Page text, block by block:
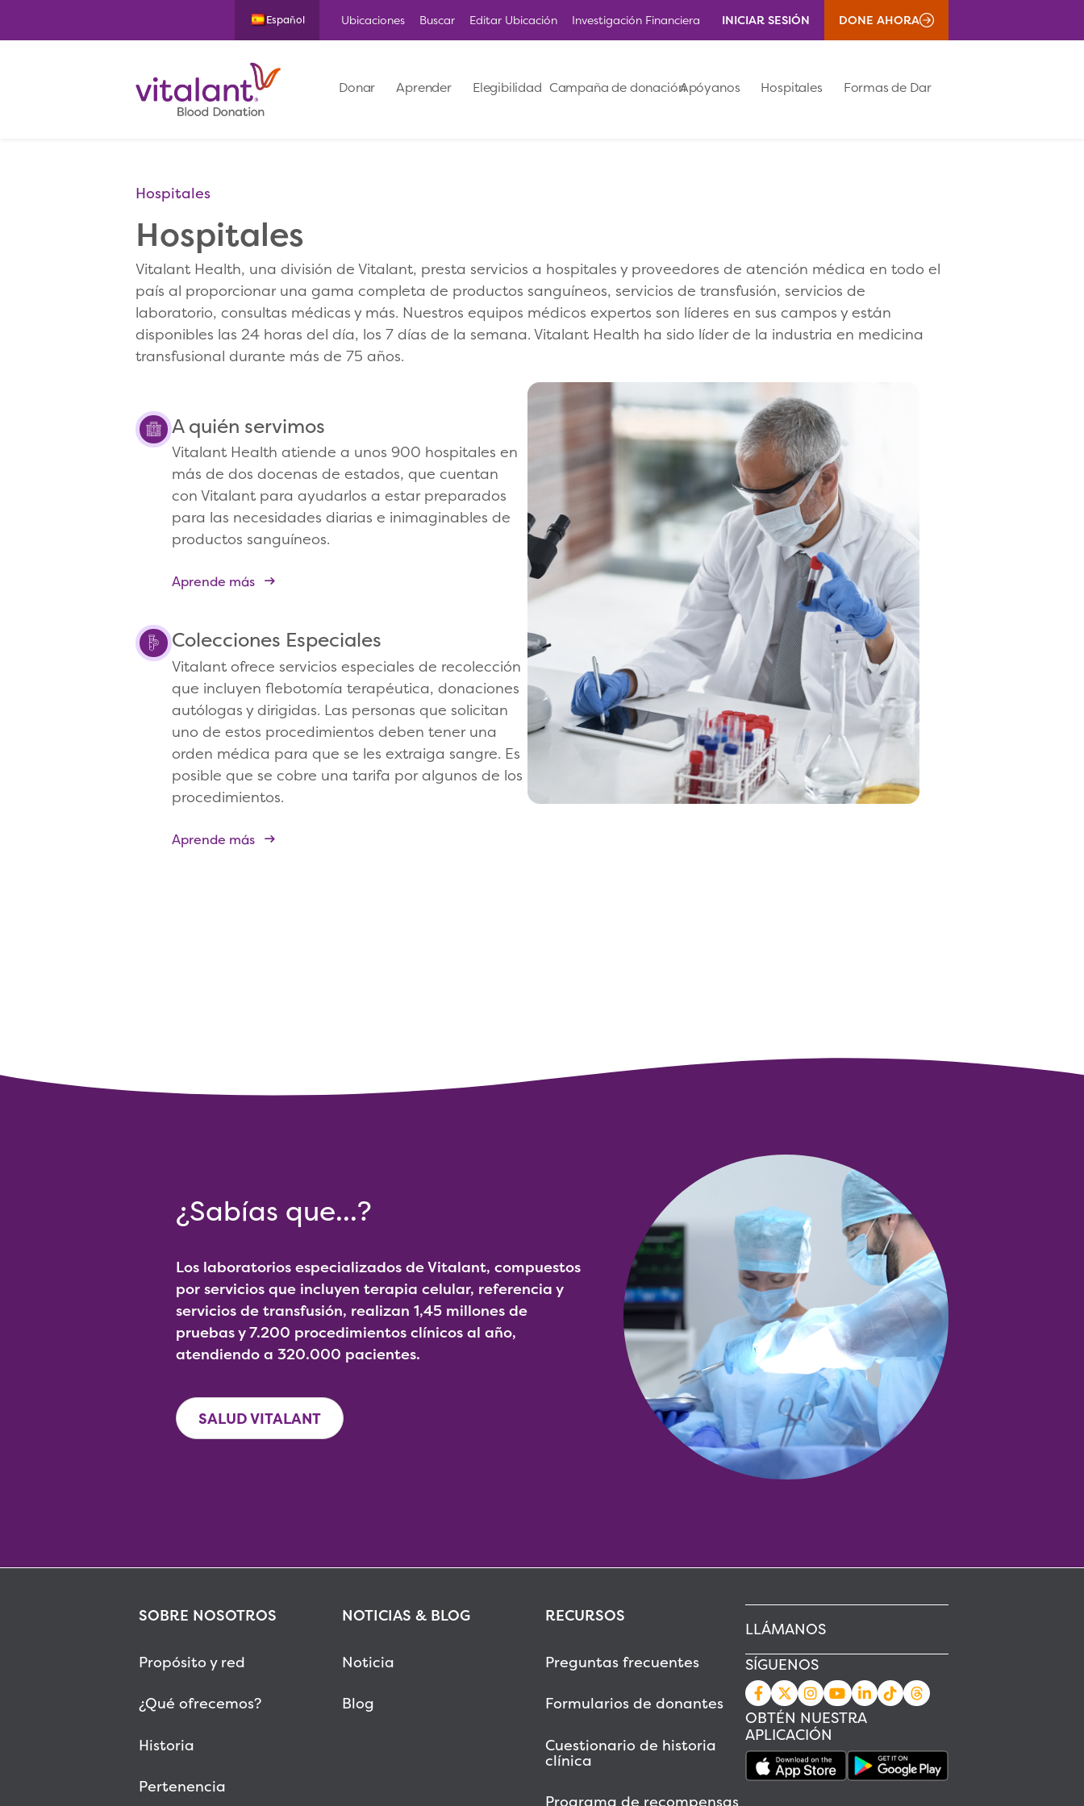
Español Ubicaciones Buscar Editar Ubicación Investigación Financiera INICIAR SESIÓN DONE AHORA
Donar Aprender Elegibilidad Campaña de donaciónApóyanos Hospitales Formas de Dar
Hospitales
Hospitales
Vitalant Health, una división de Vitalant, presta servicios a hospitales y proveedores de atención médica en todo el
país al proporcionar una gama completa de productos sanguíneos, servicios de transfusión, servicios de
laboratorio, consultas médicas y más. Nuestros equipos médicos expertos son líderes en sus campos y están
disponibles las 24 horas del día, los 7 días de la semana. Vitalant Health ha sido líder de la industria en medicina
transfusional durante más de 75 años.
A quién servimos
Vitalant Health atiende a unos 900 hospitales en
más de dos docenas de estados, que cuentan
con Vitalant para ayudarlos a estar preparados
para las necesidades diarias e inimaginables de
productos sanguíneos.
Aprende más
Colecciones Especiales
Vitalant ofrece servicios especiales de recolección
que incluyen flebotomía terapéutica, donaciones
autólogas y dirigidas. Las personas que solicitan
uno de estos procedimientos deben tener una
orden médica para que se les extraiga sangre. Es
posible que se cobre una tarifa por algunos de los
procedimientos.
Aprende más
¿Sabías que...?
Los laboratorios especializados de Vitalant, compuestos
por servicios que incluyen terapia celular, referencia y
servicios de transfusión, realizan 1,45 millones de
pruebas y 7.200 procedimientos clínicos al año,
atendiendo a 320.000 pacientes.
SALUD VITALANT
SOBRE NOSOTROS
Propósito y red
¿Qué ofrecemos?
Historia
Pertenencia
NOTICIAS & BLOG
Noticia
Blog
RECURSOS
Preguntas frecuentes
Formularios de donantes
Cuestionario de historia
clínica
Programa de recompensas
LLÁMANOS
SÍGUENOS
OBTÉN NUESTRA
APLICACIÓN